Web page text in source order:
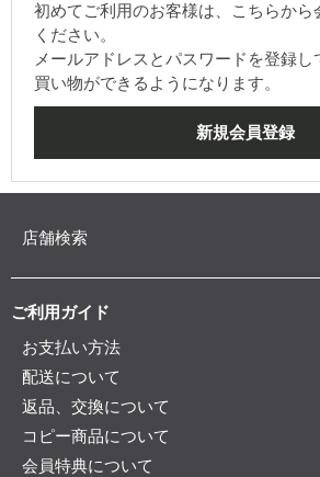
初めてご利用のお客様は、こちらから
ください。
メールアドレスとパスワードを登録し
買い物ができるようになります。
店舗検索
ご利用ガイド
お支払い方法
配送について
返品、交換について
コピー商品について
会員特典について